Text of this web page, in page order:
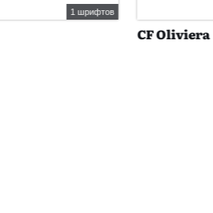
1 шрифтов
CF Oliviera